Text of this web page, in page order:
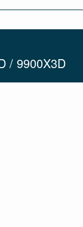
/ 9900X3D